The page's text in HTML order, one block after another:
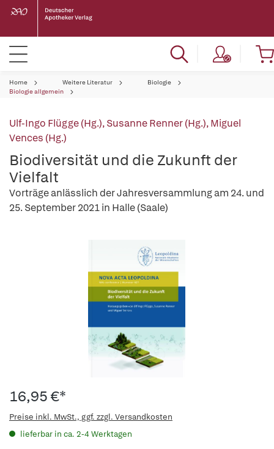
Home Weitere Literatur
Biologie
Biologie allgemein
Ulf-Ingo Flügge (Hg.),Susanne Renner (Hg.),Miguel
Vences (Hg.)
Biodiversität und die Zukunft der
Vielfalt
Vorträge anlässlich der Jahresversammlung am 24. und
25. September 2021 in Halle (Saale)
16,95 €*
Preise inkl. MwSt., ggf. zzgl. Versandkosten
lieferbar in ca. 2-4 Werktagen